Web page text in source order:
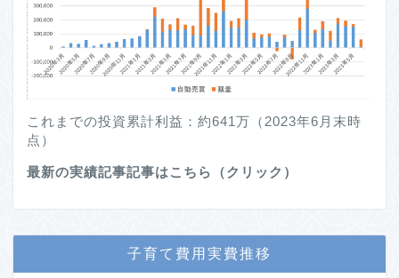
これまでの投資累計利益：約641万（2023年6月末時
点）
最新の実績記事記事はこちら（クリック）
子育て費用実費推移